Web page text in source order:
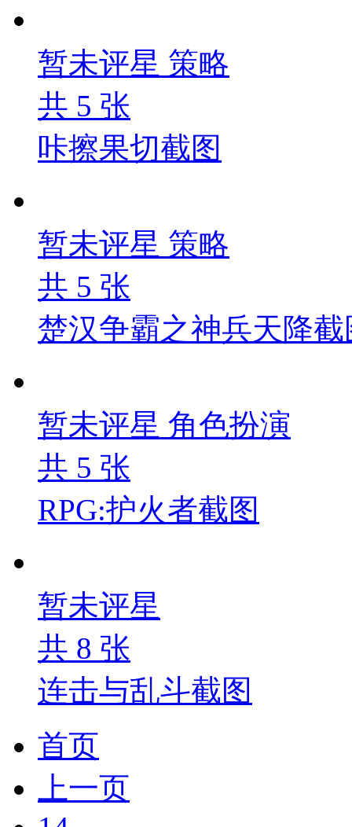
暂未评星 策略
共 5 张
咔擦果切截图
暂未评星 策略
共 5 张
楚汉争霸之神兵天降截
暂未评星 角色扮演
共 5 张
RPG:护火者截图
暂未评星
共 8 张
连击与乱斗截图
首页
上一页